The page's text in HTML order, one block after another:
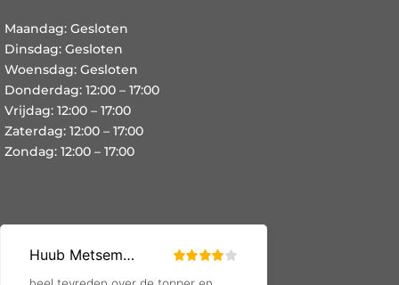
Maandag: Gesloten
Dinsdag: Gesloten
Woensdag: Gesloten
Donderdag: 12:00 – 17:00
Vrijdag: 12:00 – 17:00
Zaterdag: 12:00 – 17:00
Zondag: 12:00 – 17:00